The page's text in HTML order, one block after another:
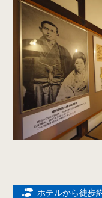
ホテルから徒歩